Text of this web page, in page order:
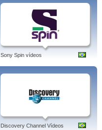
Sony Spin vídeos
Discovery Channel Vídeos